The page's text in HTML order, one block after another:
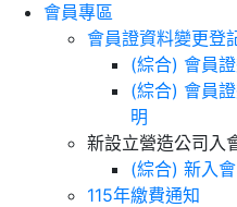
會員專區
會員證資料變更登
(綜合) 會員
(綜合) 會員
明
新設立營造公司入
(綜合) 新入
115年繳費通知